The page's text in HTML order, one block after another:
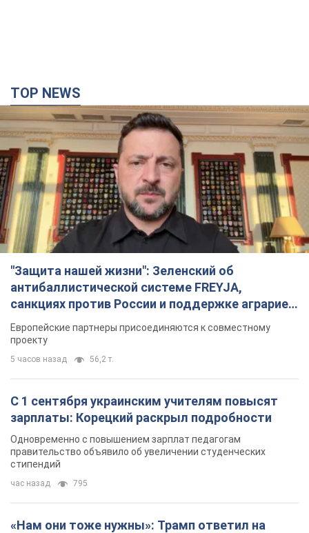
TOP NEWS
"Защита нашей жизни": Зеленский об
антибаллистической системе FREYJA,
санкциях против России и поддержке аграриев.
Видео
Европейские партнеры присоединяются к совместному
проекту
5 часов назад 56,2 т.
С 1 сентября украинским учителям повысят
зарплаты: Корецкий раскрыл подробности
Одновременно с повышением зарплат педагогам
правительство объявило об увеличении студенческих
стипендий
час назад 795
«Нам они тоже нужны»: Трамп ответил на